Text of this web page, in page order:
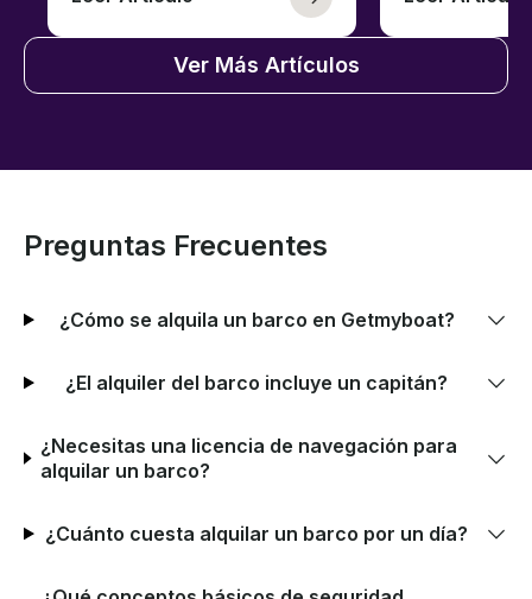
Ver Más Artículos
Preguntas Frecuentes
¿Cómo se alquila un barco en Getmyboat?
¿El alquiler del barco incluye un capitán?
¿Necesitas una licencia de navegación para
alquilar un barco?
¿Cuánto cuesta alquilar un barco por un día?